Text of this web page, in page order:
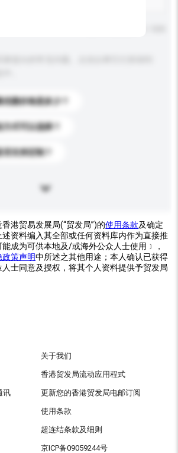
惠价格是多少？
式可以选择？
支持定制？
港贸易发展局(“贸发局”)的使用条款及确定
资料编入其全部或任何资料库内作为直接推
成为可供本地及/或海外公众人士使用﹞，
政策声明中所述之其他用途；本人确认已获得
士同意及授权，将其个人资料提供予贸发局
关于我们
香港贸发局流动应用程式
讯 更新您的香港贸发局电邮订阅
使用条款
超连结条款及细则
京ICP备09059244号